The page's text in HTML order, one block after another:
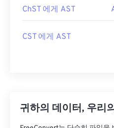
ChST 에게 AST
CST 에게 AST
귀하의 데이터, 우리